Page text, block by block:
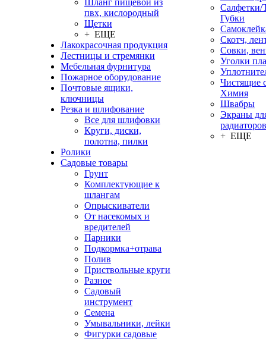
Шланг пищевой из
пвх, кислородный
Щетки
+ ЕЩЕ
Лакокрасочная продукция
Лестницы и стремянки
Мебельная фурнитура
Пожарное оборудование
Почтовые ящики,
ключницы
Резка и шлифование
Все для шлифовки
Круги, диски,
полотна, пилки
Ролики
Садовые товары
Грунт
Комплектующие к
шлангам
Опрыскиватели
От насекомых и
вредителей
Парники
Подкормка+отрава
Полив
Приствольные круги
Разное
Садовый
инструмент
Семена
Умывальники, лейки
Фигурки садовые
Салфетки/
Губки
Скотч,
Совки,
Уголки
Чистящие
Химия
Швабры
Экраны
радиаторов
+ ЕЩЕ